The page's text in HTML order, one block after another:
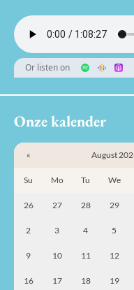
Or listen on
Onze kalender
« August
Su Mo Tu We
26 27 28 29
2 3 4 5
9 10 11 12
16 17 18 19